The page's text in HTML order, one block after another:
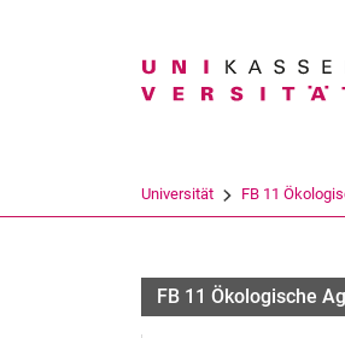
Universität FB 11
FB 11 Ökologische